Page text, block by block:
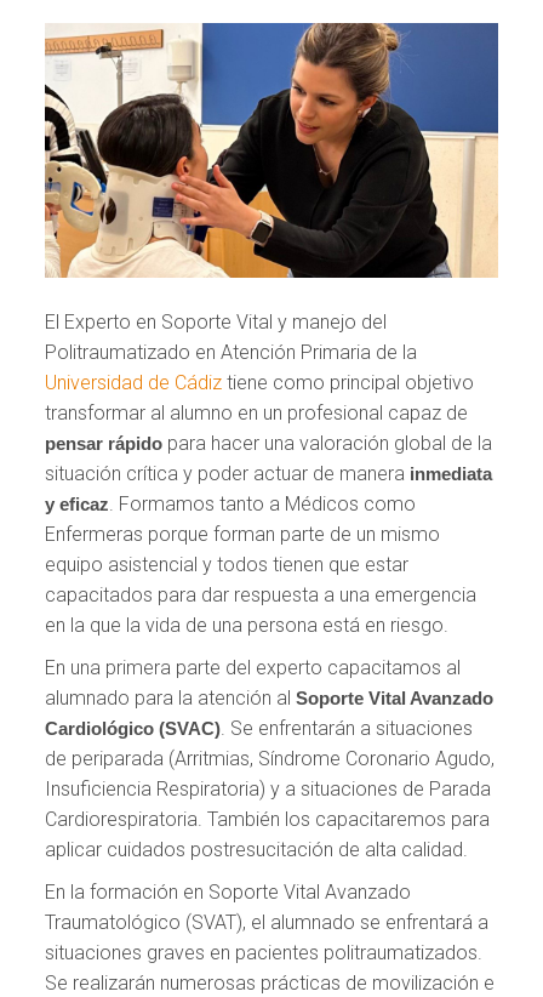
El Experto en Soporte Vital y manejo del
Politraumatizado en Atención Primaria de la
Universidad de Cádiz tiene como principal objetivo
transformar al alumno en un profesional capaz de
pensar rápido para hacer una valoración global de la
situación crítica y poder actuar de manera inmediata
y eficaz . Formamos tanto a Médicos como
Enfermeras porque forman parte de un mismo
equipo asistencial y todos tienen que estar
capacitados para dar respuesta a una emergencia
en la que la vida de una persona está en riesgo.
En una primera parte del experto capacitamos al
alumnado para la atención alSoporte Vital Avanzado
Cardiológico (SVAC) . Se enfrentarán a situaciones
de periparada (Arritmias, Síndrome Coronario Agudo,
Insuficiencia Respiratoria) y a situaciones de Parada
Cardiorespiratoria. También los capacitaremos para
aplicar cuidados postresucitación de alta calidad.
En la formación en Soporte Vital Avanzado
Traumatológico (SVAT), el alumnado se enfrentará a
situaciones graves en pacientes politraumatizados.
Se realizarán numerosas prácticas de movilización e